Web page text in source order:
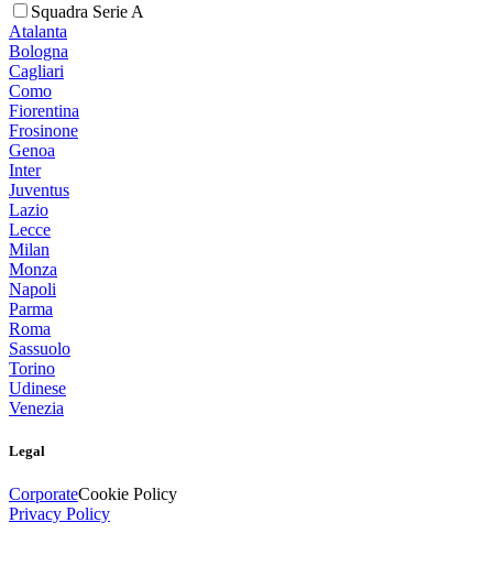
Squadra Serie A
Atalanta
Bologna
Cagliari
Como
Fiorentina
Frosinone
Genoa
Inter
Juventus
Lazio
Lecce
Milan
Monza
Napoli
Parma
Roma
Sassuolo
Torino
Udinese
Venezia
Legal
CorporateCookie Policy
Privacy Policy